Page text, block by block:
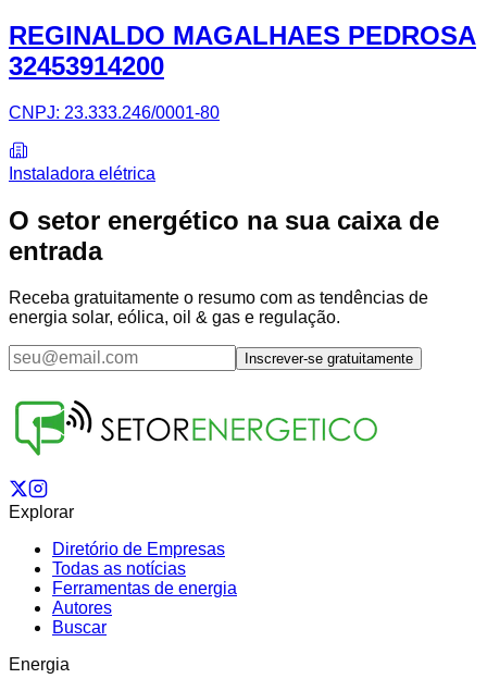
REGINALDO MAGALHAES PEDROSA
32453914200
CNPJ: 23.333.246/0001-80
Instaladora elétrica
O setor energético na sua caixa de
entrada
Receba gratuitamente o resumo com as tendências de
energia solar, eólica, oil & gas e regulação.
Inscrever-se gratuitamente
Explorar
Diretório de Empresas
Todas as notícias
Ferramentas de energia
Autores
Buscar
Energia